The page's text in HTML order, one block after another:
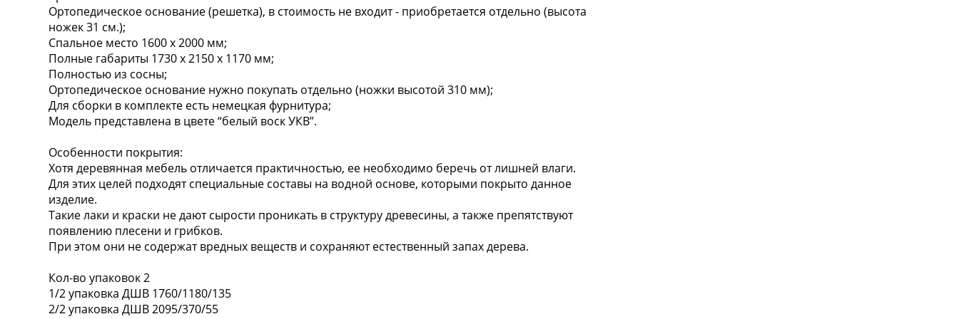
Ортопедическое основание (решетка), в стоимость не входит - приобретается отдельно (высота
ножек 31 см.);
Спальное место 1600 х 2000 мм;
Полные габариты 1730 x 2150 x 1170 мм;
Полностью из сосны;
Ортопедическое основание нужно покупать отдельно (ножки высотой 310 мм);
Для сборки в комплекте есть немецкая фурнитура;
Модель представлена в цвете “белый воск УКВ”.
Особенности покрытия:
Хотя деревянная мебель отличается практичностью, ее необходимо беречь от лишней влаги.
Для этих целей подходят специальные составы на водной основе, которыми покрыто данное
изделие.
Такие лаки и краски не дают сырости проникать в структуру древесины, а также препятствуют
появлению плесени и грибков.
При этом они не содержат вредных веществ и сохраняют естественный запах дерева.
Кол-во упаковок 2
1/2 упаковка ДШВ 1760/1180/135
2/2 упаковка ДШВ 2095/370/55